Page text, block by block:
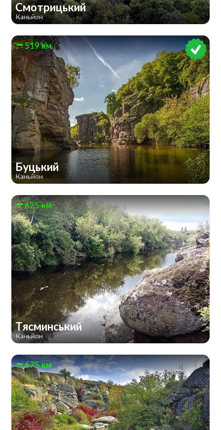
Смотрицький
Каньйон
519 км
Буцький
Каньйон
625 км
Тясминський
Каньйон
675 км